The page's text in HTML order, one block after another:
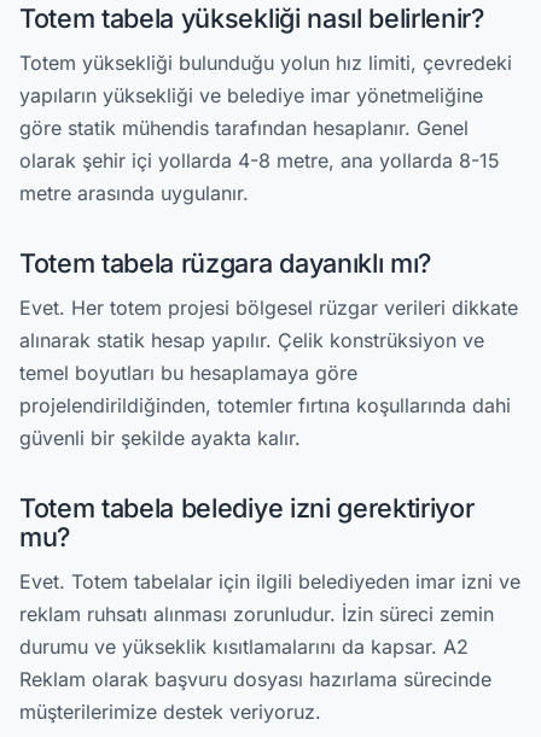
Totem tabela yüksekliği nasıl belirlenir?
Totem yüksekliği bulunduğu yolun hız limiti, çevredeki
yapıların yüksekliği ve belediye imar yönetmeliğine
göre statik mühendis tarafından hesaplanır. Genel
olarak şehir içi yollarda 4-8 metre, ana yollarda 8-15
metre arasında uygulanır.
Totem tabela rüzgara dayanıklı mı?
Evet. Her totem projesi bölgesel rüzgar verileri dikkate
alınarak statik hesap yapılır. Çelik konstrüksiyon ve
temel boyutları bu hesaplamaya göre
projelendirildiğinden, totemler fırtına koşullarında dahi
güvenli bir şekilde ayakta kalır.
Totem tabela belediye izni gerektiriyor
mu?
Evet. Totem tabelalar için ilgili belediyeden imar izni ve
reklam ruhsatı alınması zorunludur. İzin süreci zemin
durumu ve yükseklik kısıtlamalarını da kapsar. A2
Reklam olarak başvuru dosyası hazırlama sürecinde
müşterilerimize destek veriyoruz.